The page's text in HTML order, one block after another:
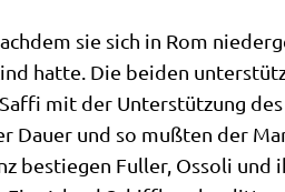
sie sich in Rom
hat­te. Die bei­den
mit der Unter­stüt­zung
Dau­er und so muß­ten der
bestie­gen Ful­ler, Osso­li